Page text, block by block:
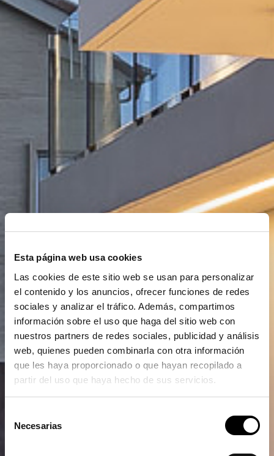
Esta página web usa cookies
Las cookies de este sitio web se usan para personalizar
el contenido y los anuncios, ofrecer funciones de redes
sociales y analizar el tráfico. Además, compartimos
información sobre el uso que haga del sitio web con
nuestros partners de redes sociales, publicidad y análisis
web, quienes pueden combinarla con otra información
que les haya proporcionado o que hayan recopilado a
partir del uso que haya hecho de sus servicios.
Necesarias